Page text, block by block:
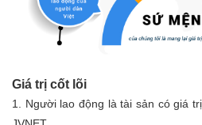
Giá trị cốt lõi
1. Người lao động là tài sản có giá